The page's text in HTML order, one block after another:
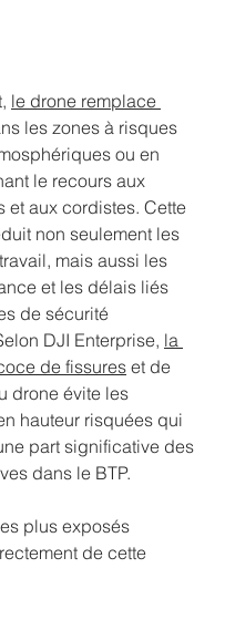
le drone remplace
les zones à risques
ou en
le recours aux
et aux cordistes. Cette
non seulement les
mais aussi les
et les délais liés
de sécurité
DJI Enterprise, la
de fissures et de
drone évite les
hauteur risquées qui
part significative des
dans le BTP.
plus exposés
de cette